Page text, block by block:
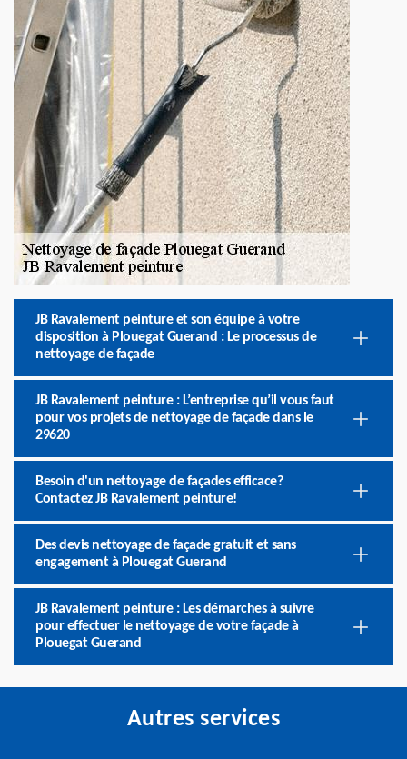
JB Ravalement peinture et son équipe à votre
disposition à Plouegat Guerand : Le processus de
nettoyage de façade
JB Ravalement peinture : L’entreprise qu’il vous faut
pour vos projets de nettoyage de façade dans le
29620
Besoin d'un nettoyage de façades efficace?
Contactez JB Ravalement peinture!
Des devis nettoyage de façade gratuit et sans
engagement à Plouegat Guerand
JB Ravalement peinture : Les démarches à suivre
pour effectuer le nettoyage de votre façade à
Plouegat Guerand
Autres services